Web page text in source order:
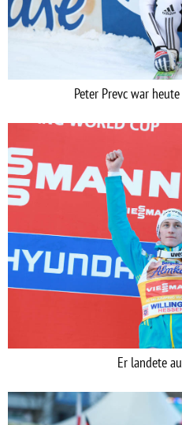
Peter Prevc war
Er landete